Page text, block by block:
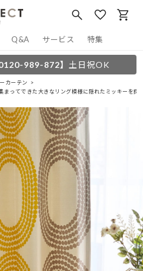
Q&A サービス 特集
0120-989-872】 土日祝OK
カーテン
まってできた大きなリング模様に隠れたミッキーを